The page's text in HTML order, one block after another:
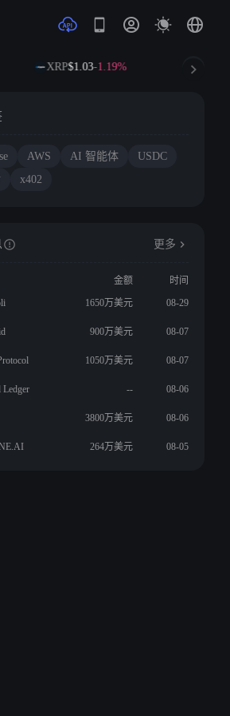
XRP$1.03-1.19%
AWS AI 智能体
USDC
x402
更多
金额
时间
1650万美元 08-29
900万美元 08-07
1050万美元 08-07
Ledger -- 08-06
3800万美元 08-06
264万美元 08-05